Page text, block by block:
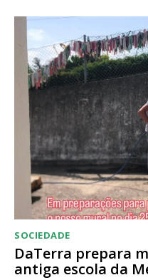
Acesso ao
Acesso aos
assinantes
Ofertas para
SOCIEDADE
DaTerra prepara
antiga escola da